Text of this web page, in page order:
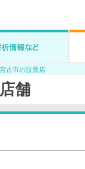
宮古市の設置店
舗